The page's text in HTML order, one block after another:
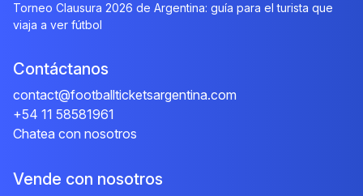
Torneo Clausura 2026 de Argentina: guía para el turista que
viaja a ver fútbol
Contáctanos
contact@footballticketsargentina.com
+54 11 58581961
Chatea con nosotros
Vende con nosotros